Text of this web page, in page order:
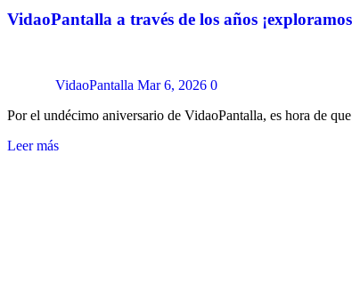
VidaoPantalla a través de los años
VidaoPantalla Mar 6, 2026 0
Por el undécimo aniversario de VidaoPantalla, es hora de
Leer más